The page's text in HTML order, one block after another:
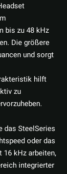
bis zu 48 kHz
Die größere
und sorgt
hilft
zu
das SteelSeries
oder das
kHz arbeiten,
integrierter